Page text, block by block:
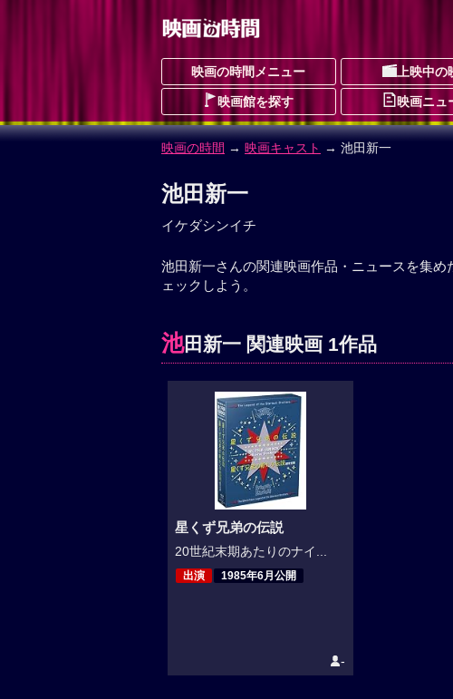
映画の時間メニュー 上映中の
映画館を探す 映画ニュ
映画の時間 → 映画キャスト → 池田新一
池田新一
イケダシンイチ
池田新一さんの関連映画作品・ニュースを集
ェックしよう。
池田新一 関連映画 1作品
星くず兄弟の伝説
20世紀末期あたりのナイ...
出演 1985年6月公開
-